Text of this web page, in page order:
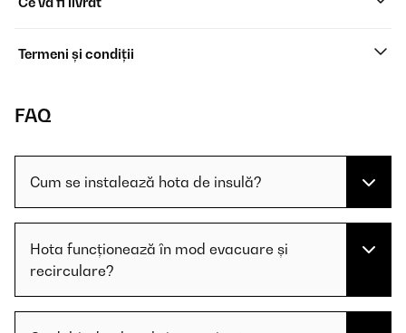
Termeni și condiții
FAQ
Cum se instalează hota de insulă?
Hota funcționează în mod evacuare și
recirculare?